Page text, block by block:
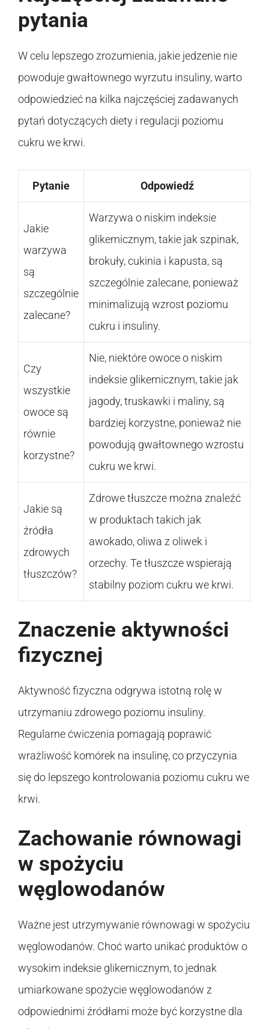
pytania
W celu lepszego zrozumienia, jakie jedzenie nie
powoduje gwałtownego wyrzutu insuliny, warto
odpowiedzieć na kilka najczęściej zadawanych
pytań dotyczących diety i regulacji poziomu
cukru we krwi.
Pytanie Odpowiedź
Jakie
warzywa
są
szczególnie
zalecane?
Warzywa o niskim indeksie
glikemicznym, takie jak szpinak,
brokuły, cukinia i kapusta, są
szczególnie zalecane, ponieważ
minimalizują wzrost poziomu
cukru i insuliny.
Czy
wszystkie
owoce są
równie
korzystne?
Nie, niektóre owoce o niskim
indeksie glikemicznym, takie jak
jagody, truskawki i maliny, są
bardziej korzystne, ponieważ nie
powodują gwałtownego wzrostu
cukru we krwi.
Jakie są
źródła
zdrowych
tłuszczów?
Zdrowe tłuszcze można znaleźć
w produktach takich jak
awokado, oliwa z oliwek i
orzechy. Te tłuszcze wspierają
stabilny poziom cukru we krwi.
Znaczenie aktywności
fizycznej
Aktywność fizyczna odgrywa istotną rolę w
utrzymaniu zdrowego poziomu insuliny.
Regularne ćwiczenia pomagają poprawić
wrażliwość komórek na insulinę, co przyczynia
się do lepszego kontrolowania poziomu cukru we
krwi.
Zachowanie równowagi
w spożyciu
węglowodanów
Ważne jest utrzymywanie równowagi w spożyciu
węglowodanów. Choć warto unikać produktów o
wysokim indeksie glikemicznym, to jednak
umiarkowane spożycie węglowodanów z
odpowiednimi źródłami może być korzystne dla